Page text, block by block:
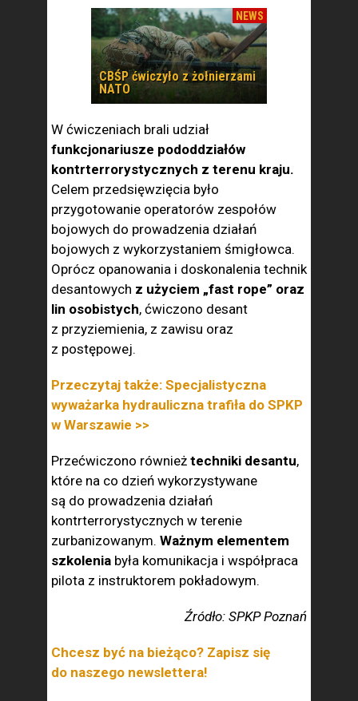
NEWS
CBŚP ćwiczyło z żołnierzami
NATO
W ćwiczeniach brali udział
funkcjonariusze pododdziałów
kontrterrorystycznych z terenu kraju.
Celem przedsięwzięcia było
przygotowanie operatorów zespołów
bojowych do prowadzenia działań
bojowych z wykorzystaniem śmigłowca.
Oprócz opanowania i doskonalenia technik
desantowych z użyciem „fast rope” oraz
lin osobistych, ćwiczono desant
z przyziemienia, z zawisu oraz
z postępowej.
Przeczytaj także: Specjalistyczna
wyważarka hydrauliczna trafiła do SPKP
w Warszawie >>
Przećwiczono również techniki desantu,
które na co dzień wykorzystywane
są do prowadzenia działań
kontrterrorystycznych w terenie
zurbanizowanym. Ważnym elementem
szkolenia była komunikacja i współpraca
pilota z instruktorem pokładowym.
Źródło: SPKP Poznań
Chcesz być na bieżąco? Zapisz się
do naszego newslettera!